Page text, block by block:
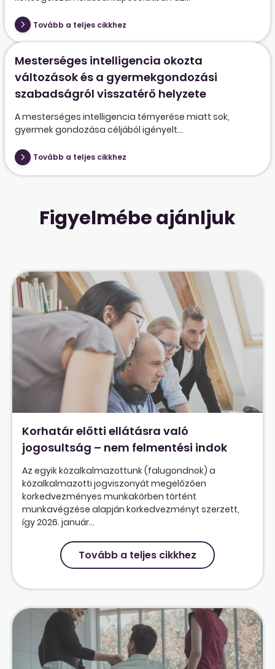
Tovább a teljes cikkhez
Mesterséges intelligencia okozta
változások és a gyermekgondozási
szabadságról visszatérő helyzete
A mesterséges intelligencia térnyerése miatt sok,
gyermek gondozása céljából igényelt...
Tovább a teljes cikkhez
Figyelmébe ajánljuk
Korhatár előtti ellátásra való
jogosultság – nem felmentési indok
Az egyik közalkalmazottunk (falugondnok) a
közalkalmazotti jogviszonyát megelőzően
korkedvezményes munkakörben történt
munkavégzése alapján korkedvezményt szerzett,
így 2026. január...
Tovább a teljes cikkhez